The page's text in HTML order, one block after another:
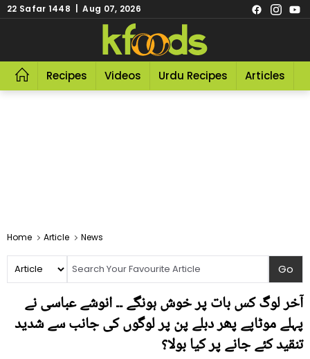
22 Safar 1448 | Aug 07, 2026
Recipes Videos Urdu Recipes Articles
Home Article News
آخر لوگ کس بات پر خوش ہونگے ۔۔ انوشے عباسی نے
پہلے موٹاپے پھر دبلے پن پر لوگوں کی جانب سے شدید
تنقید کئے جانے پر کیا بولا؟